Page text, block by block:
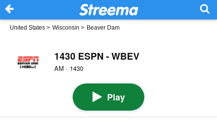
United States > Wisconsin > Beaver Dam
1430 ESPN - WBEV
AM · 1430
Play